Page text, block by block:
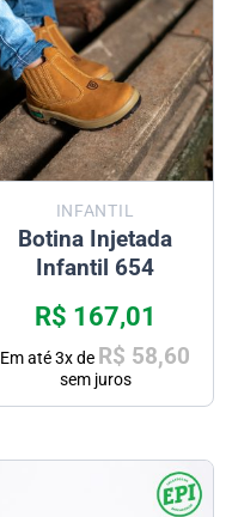
INFANTIL
Botina Injetada
Infantil 654
R$ 167,01
Em até3x de R$ 58,60
sem juros